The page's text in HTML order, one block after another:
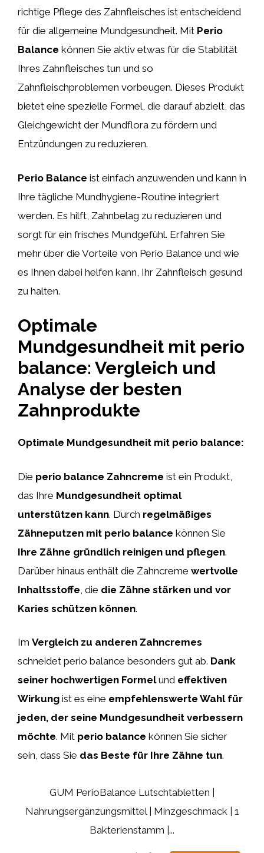
richtige Pflege des Zahnfleisches ist entscheidend
für die allgemeine Mundgesundheit. Mit Perio
Balance können Sie aktiv etwas für die Stabilität
Ihres Zahnfleisches tun und so
Zahnfleischproblemen vorbeugen. Dieses Produkt
bietet eine spezielle Formel, die darauf abzielt, das
Gleichgewicht der Mundflora zu fördern und
Entzündungen zu reduzieren.
Perio Balance ist einfach anzuwenden und kann in
Ihre tägliche Mundhygiene-Routine integriert
werden. Es hilft, Zahnbelag zu reduzieren und
sorgt für ein frisches Mundgefühl. Erfahren Sie
mehr über die Vorteile von Perio Balance und wie
es Ihnen dabei helfen kann, Ihr Zahnfleisch gesund
zu halten.
Optimale
Mundgesundheit mit perio
balance: Vergleich und
Analyse der besten
Zahnprodukte
Optimale Mundgesundheit mit perio balance:
Die perio balance Zahncreme ist ein Produkt,
das Ihre Mundgesundheit optimal
unterstützen kann. Durch regelmäßiges
Zähneputzen mit perio balance können Sie
Ihre Zähne gründlich reinigen und pflegen.
Darüber hinaus enthält die Zahncreme wertvolle
Inhaltsstoffe , die die Zähne stärken und vor
Karies schützen können.
Im Vergleich zu anderen Zahncremes
schneidet perio balance besonders gut ab. Dank
seiner hochwertigen Formelund effektiven
Wirkung ist es eine empfehlenswerte Wahl für
jeden, der seine Mundgesundheit verbessern
möchte. Mit perio balance können Sie sicher
sein, dass Sie das Beste für Ihre Zähne tun.
GUM PerioBalance Lutschtabletten |
Nahrungsergänzungsmittel | Minzgeschmack | 1
Bakterienstamm |...